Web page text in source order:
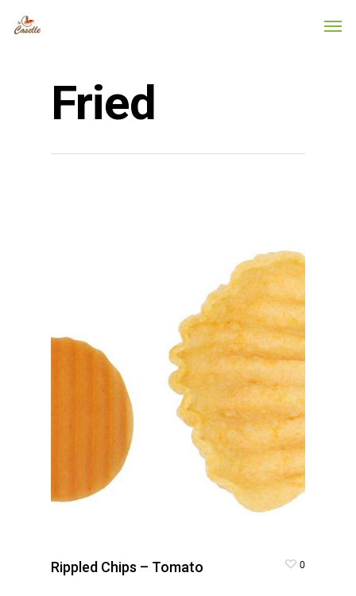
Fried
Rippled Chips – Tomato 0